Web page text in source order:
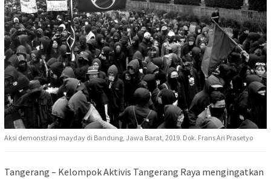
Aksi demonstrasi mayday di Bandung, Jawa Barat, 2019. Dok. Frans Ari Prasetyo
Tangerang – Kelompok Aktivis Tangerang Raya mengingatkan